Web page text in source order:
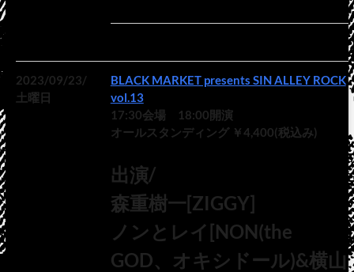
2023/09/23/
土曜日
BLACK MARKET presents SIN ALLEY ROCK
vol.13
17:30会場 18:00開演
オールスタンディング ￥4,400(税込み)
出演/
森重樹一[ZIGGY]
ノンとレイ[NON(the
GOD、オキシドール)&横山